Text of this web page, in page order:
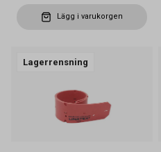
Lägg i varukorgen
Lagerrensning